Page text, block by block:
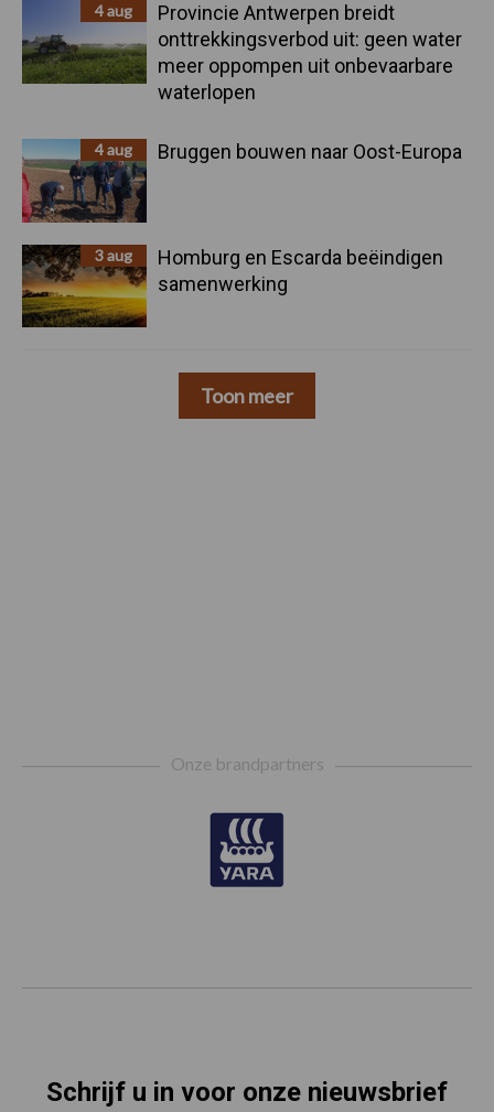
4 aug
Provincie Antwerpen breidt
onttrekkingsverbod uit: geen water
meer oppompen uit onbevaarbare
waterlopen
4 aug Bruggen bouwen naar Oost-Europa
3 aug
Homburg en Escarda beëindigen
samenwerking
Toon meer
Onze brandpartners
Schrijf u in voor onze nieuwsbrief